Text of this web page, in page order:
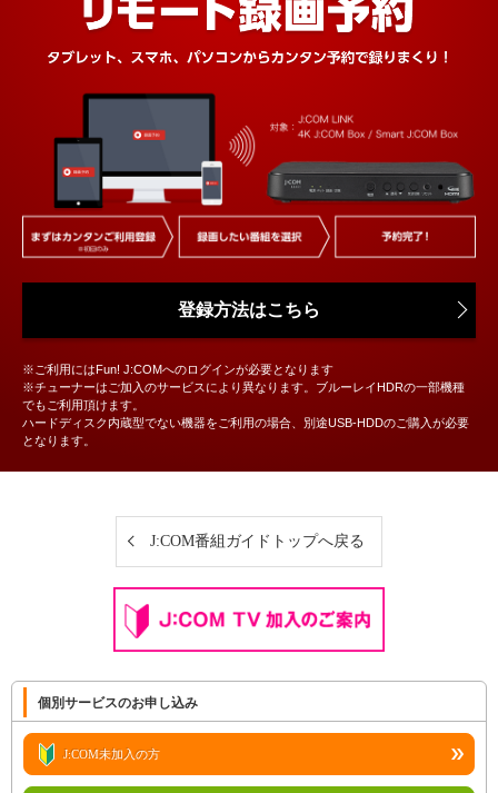
登録方法はこちら
※ご利用にはFun! J:COMへのログインが必要となります
※チューナーはご加入のサービスにより異なります。ブルーレイHDRの一部機種
でもご利用頂けます。
ハードディスク内蔵型でない機器をご利用の場合、別途USB-HDDのご購入が必要
となります。
J:COM番組ガイドトップへ戻る
個別サービスのお申し込み
J:COM未加入の方